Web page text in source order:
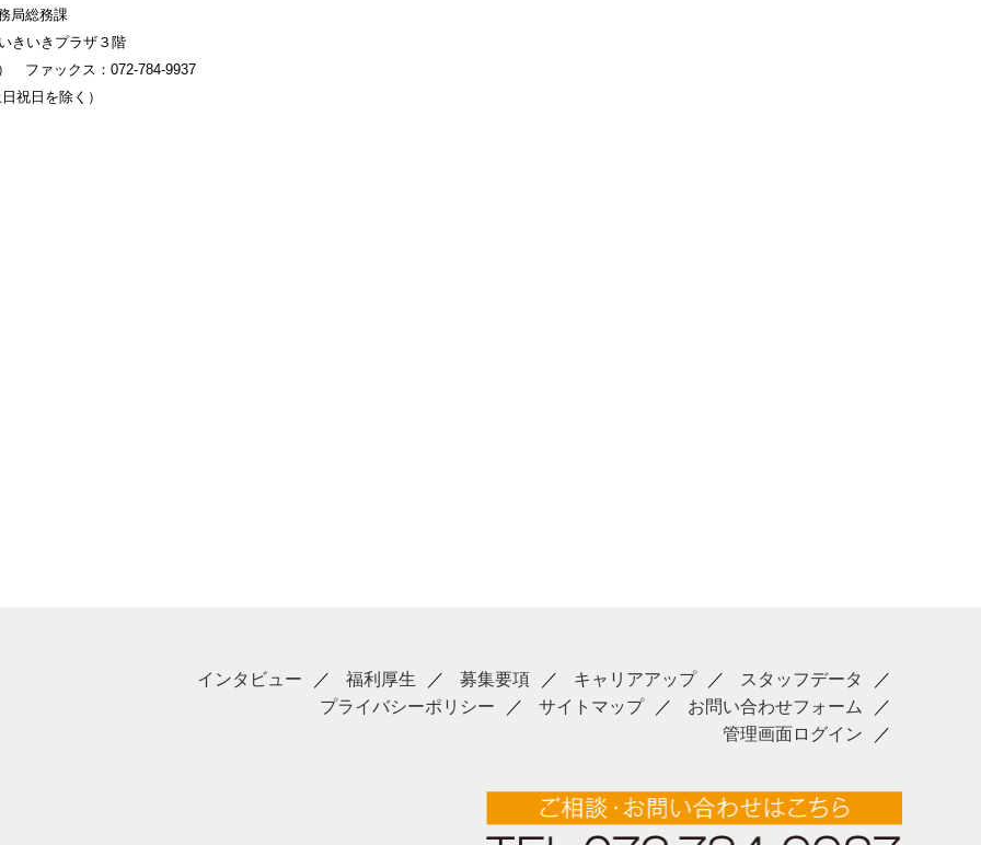
局総務課
きいきプラザ３階
ファックス：072-784-9937
祝日を除く）
インタビュー 福利厚生 募集要項 キャリアアップ
スタッフデータ
プライバシーポリシー
サイトマップ
お問い合わせフォーム
管理画面ログイン